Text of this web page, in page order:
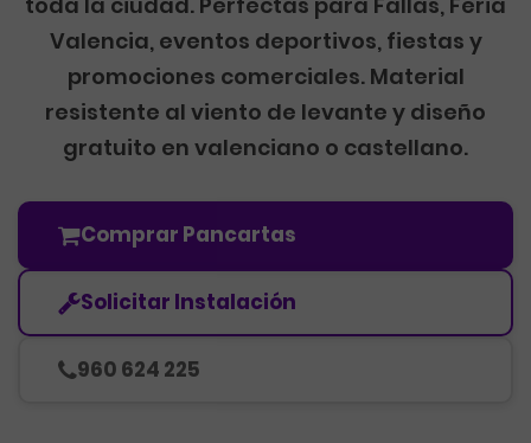
Valencia, eventos deportivos, fiestas y
promociones comerciales. Material
resistente al viento de levante y diseño
gratuito en valenciano o castellano.
Comprar Pancartas
Solicitar Instalación
960 624 225